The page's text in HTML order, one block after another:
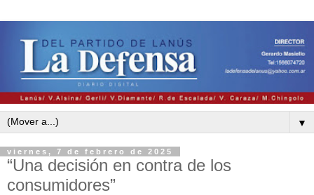
▼
viernes, 7 de febrero de 2025
“Una decisión en contra de los
consumidores”